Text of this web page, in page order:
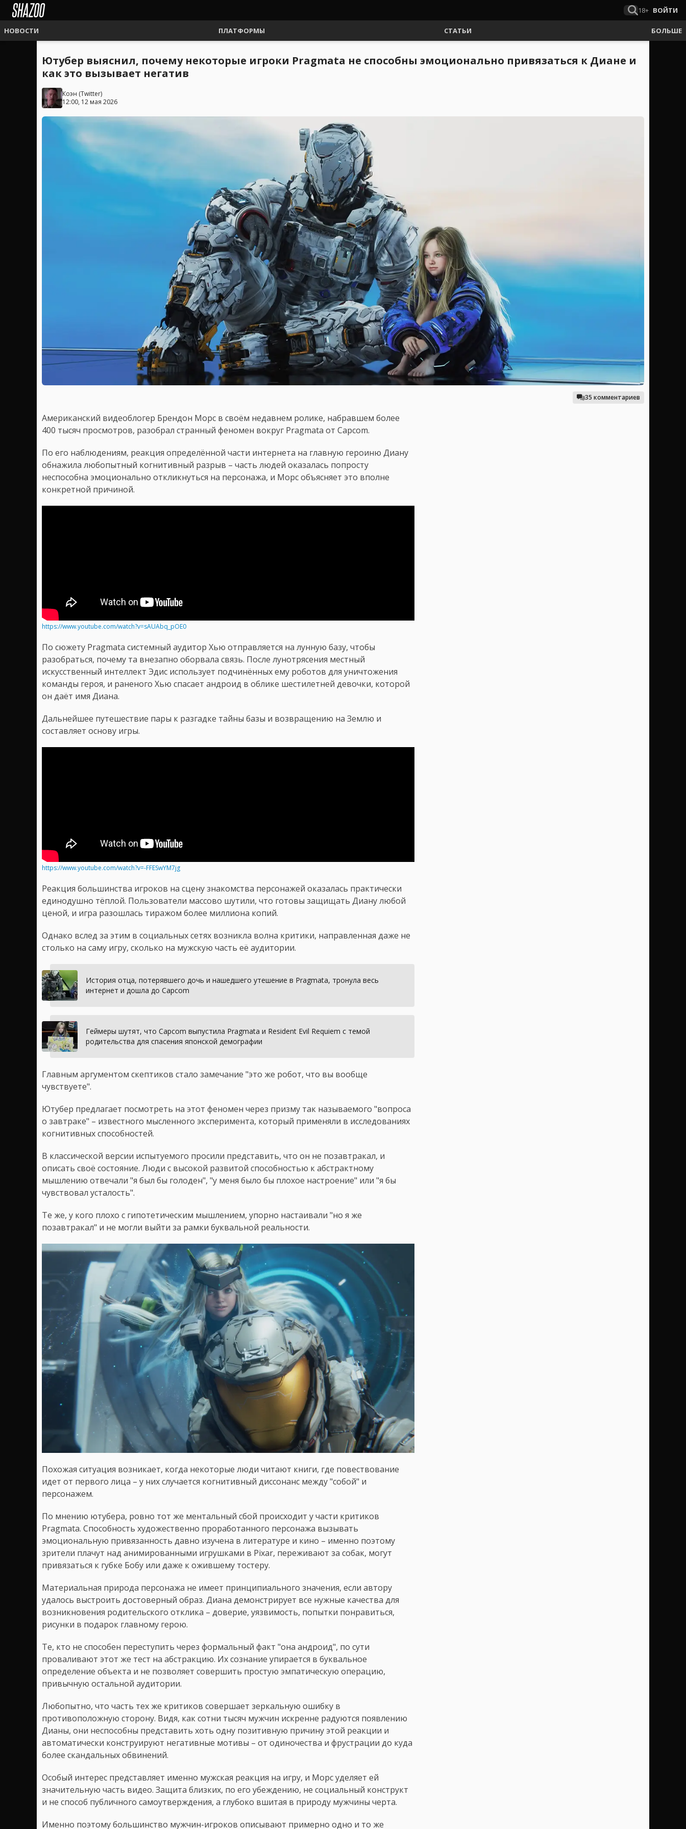
18+ ВОЙТИ
НОВОСТИ ПЛАТФОРМЫ СТАТЬИ БОЛЬШЕ
Ютубер выяснил, почему некоторые игроки Pragmata не способны эмоционально привязаться к Диане и
как это вызывает негатив
Коэн (Twitter)
12:00, 12 мая 2026
35 комментариев
Американский видеоблогер Брендон Морс в своём недавнем ролике, набравшем более
400 тысяч просмотров, разобрал странный феномен вокруг Pragmata от Capcom.
По его наблюдениям, реакция определённой части интернета на главную героиню Диану
обнажила любопытный когнитивный разрыв – часть людей оказалась попросту
неспособна эмоционально откликнуться на персонажа, и Морс объясняет это вполне
конкретной причиной.
https://www.youtube.com/watch?v=sAUAbq_pOE0
По сюжету Pragmata системный аудитор Хью отправляется на лунную базу, чтобы
разобраться, почему та внезапно оборвала связь. После лунотрясения местный
искусственный интеллект Эдис использует подчинённых ему роботов для уничтожения
команды героя, и раненого Хью спасает андроид в облике шестилетней девочки, которой
он даёт имя Диана.
Дальнейшее путешествие пары к разгадке тайны базы и возвращению на Землю и
составляет основу игры.
https://www.youtube.com/watch?v=-FFESwYM7jg
Реакция большинства игроков на сцену знакомства персонажей оказалась практически
единодушно тёплой. Пользователи массово шутили, что готовы защищать Диану любой
ценой, и игра разошлась тиражом более миллиона копий.
Однако вслед за этим в социальных сетях возникла волна критики, направленная даже не
столько на саму игру, сколько на мужскую часть её аудитории.
История отца, потерявшего дочь и нашедшего утешение в Pragmata, тронула весь
интернет и дошла до Capcom
Геймеры шутят, что Capcom выпустила Pragmata и Resident Evil Requiem с темой
родительства для спасения японской демографии
Главным аргументом скептиков стало замечание "это же робот, что вы вообще
чувствуете".
Ютубер предлагает посмотреть на этот феномен через призму так называемого "вопроса
о завтраке" – известного мысленного эксперимента, который применяли в исследованиях
когнитивных способностей.
В классической версии испытуемого просили представить, что он не позавтракал, и
описать своё состояние. Люди с высокой развитой способностью к абстрактному
мышлению отвечали "я был бы голоден", "у меня было бы плохое настроение" или "я бы
чувствовал усталость".
Те же, у кого плохо с гипотетическим мышлением, упорно настаивали "но я же
позавтракал" и не могли выйти за рамки буквальной реальности.
Похожая ситуация возникает, когда некоторые люди читают книги, где повествование
идет от первого лица – у них случается когнитивный диссонанс между "собой" и
персонажем.
По мнению ютубера, ровно тот же ментальный сбой происходит у части критиков
Pragmata. Способность художественно проработанного персонажа вызывать
эмоциональную привязанность давно изучена в литературе и кино – именно поэтому
зрители плачут над анимированными игрушками в Pixar, переживают за собак, могут
привязаться к губке Бобу или даже к ожившему тостеру.
Материальная природа персонажа не имеет принципиального значения, если автору
удалось выстроить достоверный образ. Диана демонстрирует все нужные качества для
возникновения родительского отклика – доверие, уязвимость, попытки понравиться,
рисунки в подарок главному герою.
Те, кто не способен переступить через формальный факт "она андроид", по сути
проваливают этот же тест на абстракцию. Их сознание упирается в буквальное
определение объекта и не позволяет совершить простую эмпатическую операцию,
привычную остальной аудитории.
Любопытно, что часть тех же критиков совершает зеркальную ошибку в
противоположную сторону. Видя, как сотни тысяч мужчин искренне радуются появлению
Дианы, они неспособны представить хоть одну позитивную причину этой реакции и
автоматически конструируют негативные мотивы – от одиночества и фрустрации до куда
более скандальных обвинений.
Особый интерес представляет именно мужская реакция на игру, и Морс уделяет ей
значительную часть видео. Защита близких, по его убеждению, не социальный конструкт
и не способ публичного самоутверждения, а глубоко вшитая в природу мужчины черта.
Именно поэтому большинство мужчин-игроков описывают примерно одно и то же